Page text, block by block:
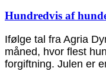
Hundredvis af
Ifølge tal fra Agria
måned, hvor flest
forgiftning. Julen er